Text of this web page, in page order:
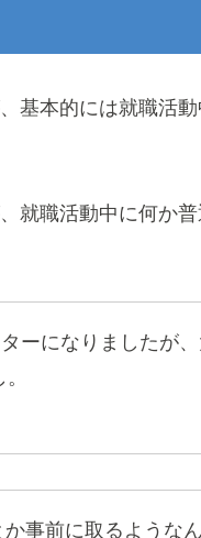
基本的には就職活
就職活動中に何か
ーになりましたが
か事前に取るような